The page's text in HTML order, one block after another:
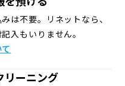
は不要。リネットなら、
入もいりません。
リーニング